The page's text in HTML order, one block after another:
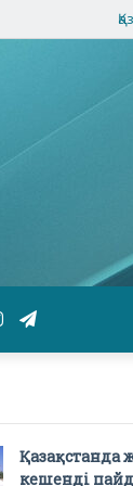
Telegram
Instagram
Қазақстанда
кешенді